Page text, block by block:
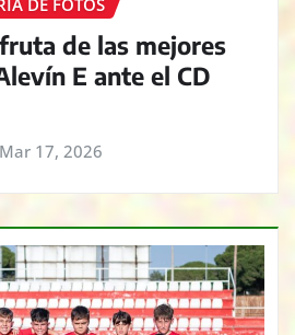
DE FOTOS
de las mejores
E ante el CD
Mar 17, 2026